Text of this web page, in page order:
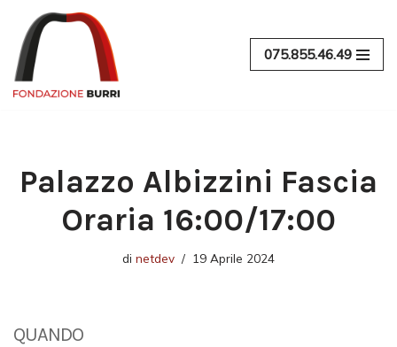
Vai
al
contenuto
075.855.46.49
Palazzo Albizzini Fascia
Oraria 16:00/17:00
di netdev 19 Aprile 2024
QUANDO